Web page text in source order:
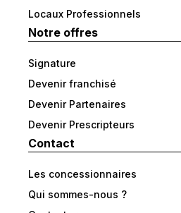
Locaux Professionnels
Notre offres
Signature
Devenir franchisé
Devenir Partenaires
Devenir Prescripteurs
Contact
Les concessionnaires
Qui sommes-nous ?